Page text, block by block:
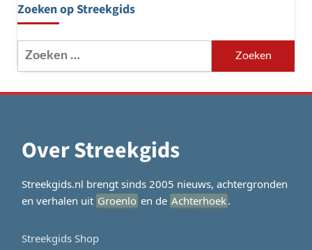
Zoeken op Streekgids
Zoeken
naar:
Over Streekgids
Streekgids.nl brengt sinds 2005 nieuws, achtergronden
en verhalen uit Groenlo en de Achterhoek.
Streekgids Shop